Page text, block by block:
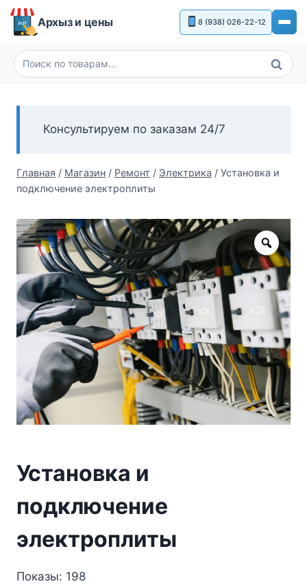
Перейти
Архыз и цены 8 (938) 026-22-12
Искать:
Поиск
Консультируем по заказам 24/7
Главная / Магазин / Ремонт / Электрика / Установка и
подключение электроплиты
Zoom
Установка и
подключение
электроплиты
Показы: 198